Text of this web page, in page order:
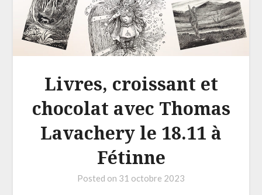
Livres, croissant et
chocolat avec Thomas
Lavachery le 18.11 à
Fétinne
Posted on 31 octobre 2023